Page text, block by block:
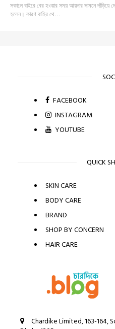
সকালে বাইরে বের হওয়ার সময় আয়নার সামনে
হলেন। কারণ বাহির থে…
FACEBOOK
INSTAGRAM
YOUTUBE
QUICK
SKIN CARE
BODY CARE
BRAND
SHOP BY CONCERN
HAIR CARE
Chardike Limited, 163-164,